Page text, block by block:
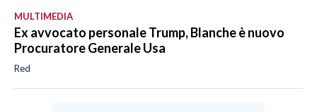
MULTIMEDIA
Ex avvocato personale Trump, Blanche è nuovo
Procuratore Generale Usa
Red